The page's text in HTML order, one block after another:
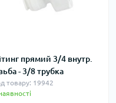
прямий 3/4 внутр.
- 3/8 трубка
товару: 19942